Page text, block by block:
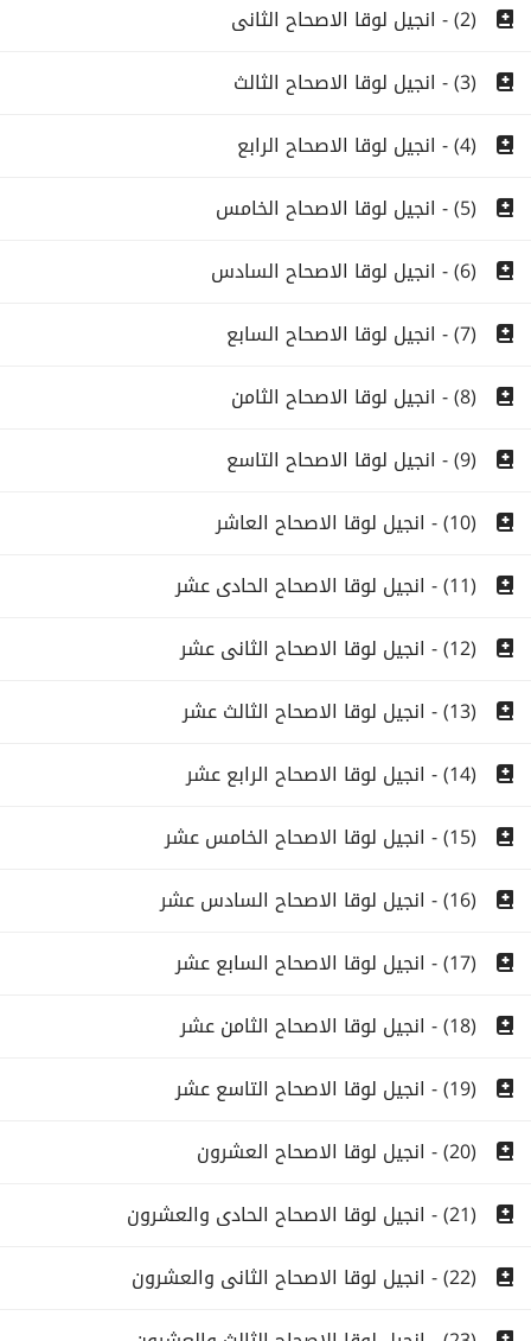
(2) - انجيل لوقا الاصحاح الثانى
(3) - انجيل لوقا الاصحاح الثالث
(4) - انجيل لوقا الاصحاح الرابع
(5) - انجيل لوقا الاصحاح الخامس
(6) - انجيل لوقا الاصحاح السادس
(7) - انجيل لوقا الاصحاح السابع
(8) - انجيل لوقا الاصحاح الثامن
(9) - انجيل لوقا الاصحاح التاسع
(10) - انجيل لوقا الاصحاح العاشر
(11) - انجيل لوقا الاصحاح الحادى عشر
(12) - انجيل لوقا الاصحاح الثانى عشر
(13) - انجيل لوقا الاصحاح الثالث عشر
(14) - انجيل لوقا الاصحاح الرابع عشر
(15) - انجيل لوقا الاصحاح الخامس عشر
(16) - انجيل لوقا الاصحاح السادس عشر
(17) - انجيل لوقا الاصحاح السابع عشر
(18) - انجيل لوقا الاصحاح الثامن عشر
(19) - انجيل لوقا الاصحاح التاسع عشر
(20) - انجيل لوقا الاصحاح العشرون
(21) - انجيل لوقا الاصحاح الحادى والعشرون
(22) - انجيل لوقا الاصحاح الثانى والعشرون